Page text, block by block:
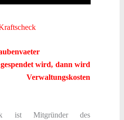
wird, dann wird
ist Mitgründer des